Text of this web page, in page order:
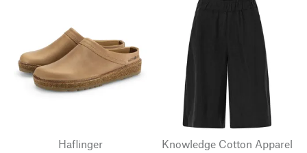
Haflinger
Knowledge Cotton Apparel